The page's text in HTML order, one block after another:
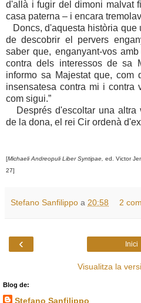
d'allà i fugir del dimoni malvat
casa paterna – i encara
Doncs, d'aquesta història que
de descobrir el pervers
saber que, enganyant-vos
contra dels interessos de sa
informo sa Majestat que, com
insensatesa contra mi i contra
com sigui.”
Després d'escoltar una altra
de la dona, el rei Cir ordenà
[Michaeli Andreopuli Liber Syntipae, ed. Victor
27]
Stefano Sanfilippo a 20:58 2
‹ Inici
Visualitza la
Blog de:
Stefano Sanfilippo